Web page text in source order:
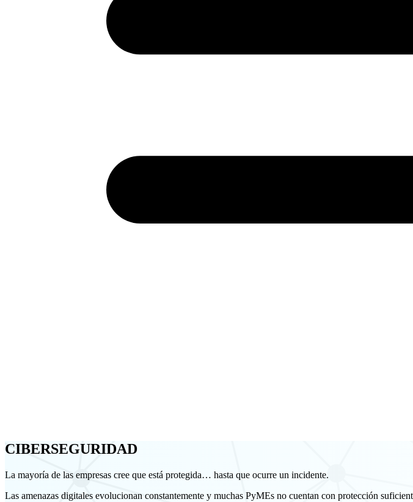
CIBERSEGURIDAD
La mayoría de las empresas cree que está protegida… hasta que ocurre un incidente.
Las amenazas digitales evolucionan constantemente y muchas PyMEs no cuentan con protección